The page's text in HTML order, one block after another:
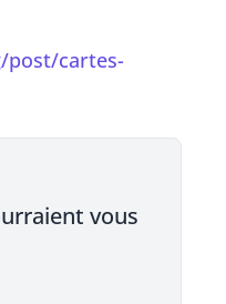
cartes-
vous